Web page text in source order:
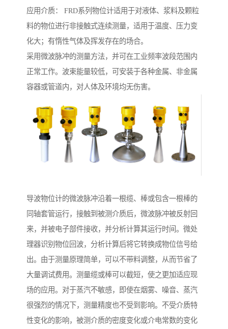
应用介质： FRD系列物位计适用于对液体、浆料及颗粒
料的物位进行非接触式连续测量，适用于温度、压力变
化大；有惰性气体及挥发存在的场合。
采用微波脉冲的测量方法，并可在工业频率波段范围内
正常工作。波束能量较低，可安装于各种金属、非金属
容器或管道内，对人体及环境均无伤害。
导波物位计的微波脉冲沿着一根缆、棒或包含一根棒的
同轴套管运行，接触到被测介质后，微波脉冲被反射回
来，并被电子部件接收，并分析计算其运行时间。微处
理器识别物位回波，分析计算后将它转换成物位信号给
出。由于测量原理简单，可以不带料调整，从而节省了
大量调试费用。测量缆或棒可以截短，使之更加适应现
场的应用。对于蒸汽不敏感，即使在烟雾、噪音、蒸汽
很强烈的情况下，测量精度也不受到影响。不受介质特
性变化的影响，被测介质的密度变化或介电常数的变化